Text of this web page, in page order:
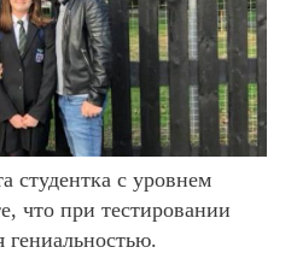
студентка с уровнем
что при тестировании
гениальностью.